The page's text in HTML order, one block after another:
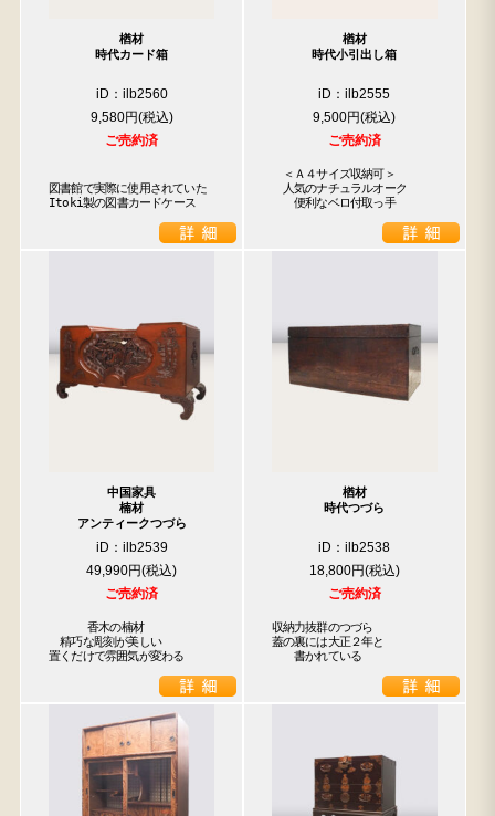
楢材
時代カード箱
iD：ilb2560
9,580円
ご売約済
図書館で実際に使用されていた
Itoki製の図書カードケース
楢材
時代小引出し箱
iD：ilb2555
9,500円
ご売約済
＜Ａ４サイズ収納可＞
人気のナチュラルオーク
便利なベロ付取っ手
中国家具
楠材
アンティークつづら
iD：ilb2539
49,990円
ご売約済
精巧な彫刻が美しい
置くだけで雰囲気が変わる
楢材
時代つづら
iD：ilb2538
18,800円
ご売約済
収納力抜群のつづら
蓋の裏には大正２年と
書かれている